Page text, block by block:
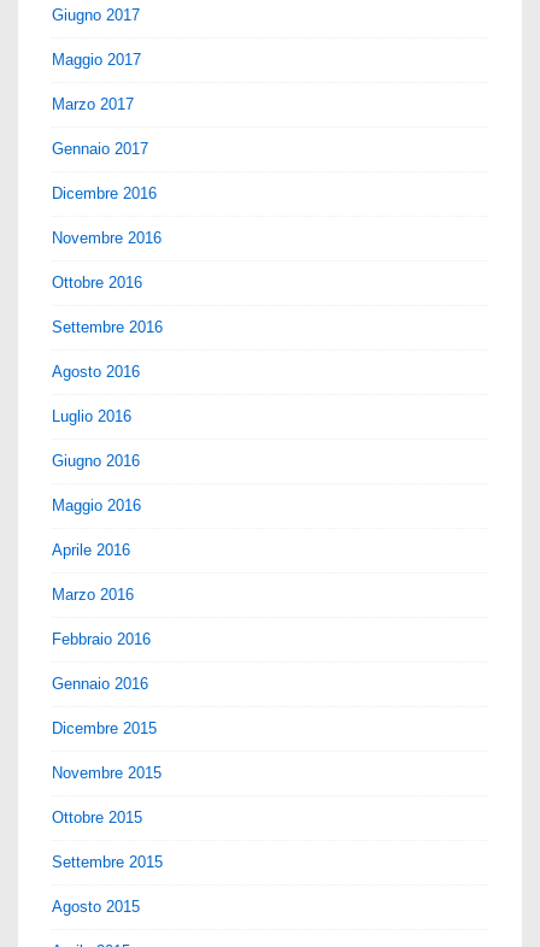
Giugno 2017
Maggio 2017
Marzo 2017
Gennaio 2017
Dicembre 2016
Novembre 2016
Ottobre 2016
Settembre 2016
Agosto 2016
Luglio 2016
Giugno 2016
Maggio 2016
Aprile 2016
Marzo 2016
Febbraio 2016
Gennaio 2016
Dicembre 2015
Novembre 2015
Ottobre 2015
Settembre 2015
Agosto 2015